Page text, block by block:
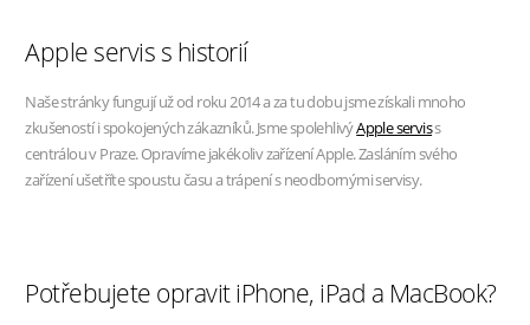
Apple servis s historií
Naše stránky fungují už od roku 2014 a za tu dobu jsme získali mnoho
zkušeností i spokojených zákazníků. Jsme spolehlivýApple serviss
centrálou v Praze. Opravíme jakékoliv zařízení Apple. Zasláním svého
zařízení ušetříte spoustu času a trápení s neodbornými servisy.
Potřebujete opravit iPhone, iPad a MacBook?